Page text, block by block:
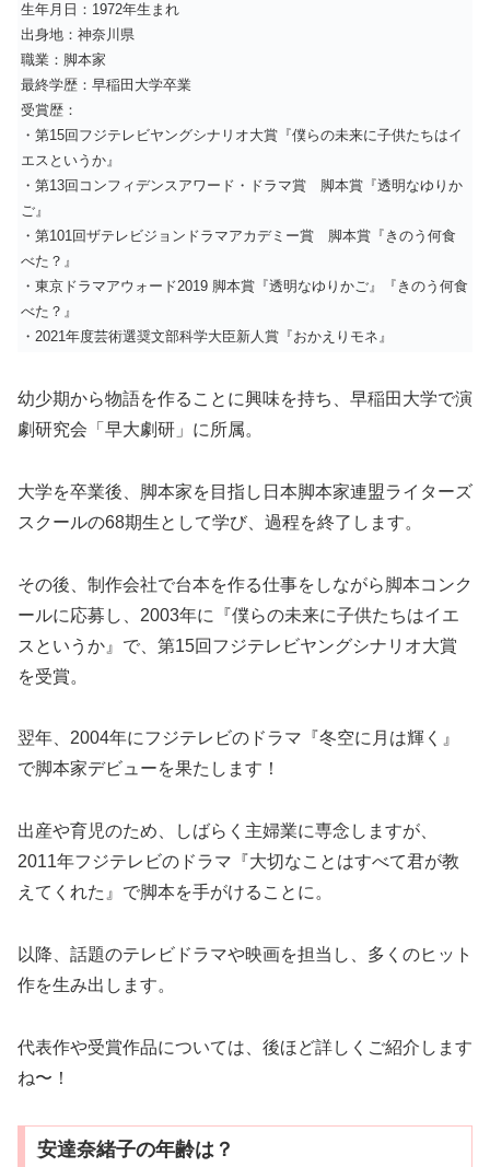
生年月日：1972年生まれ
出身地：神奈川県
職業：脚本家
最終学歴：早稲田大学卒業
受賞歴：
・第15回フジテレビヤングシナリオ大賞『僕らの未来に子供たちはイ
エスというか』
・第13回コンフィデンスアワード・ドラマ賞 脚本賞『透明なゆりか
ご』
・第101回ザテレビジョンドラマアカデミー賞 脚本賞『きのう何食
べた？』
・東京ドラマアウォード2019 脚本賞『透明なゆりかご』『きのう何食
べた？』
・2021年度芸術選奨文部科学大臣新人賞『おかえりモネ』
幼少期から物語を作ることに興味を持ち、早稲田大学で演
劇研究会「早大劇研」に所属。
大学を卒業後、脚本家を目指し日本脚本家連盟ライターズ
スクールの68期生として学び、過程を終了します。
その後、制作会社で台本を作る仕事をしながら脚本コンク
ールに応募し、2003年に『僕らの未来に子供たちはイエ
スというか』で、第15回フジテレビヤングシナリオ大賞
を受賞。
翌年、2004年にフジテレビのドラマ『冬空に月は輝く』
で脚本家デビューを果たします！
出産や育児のため、しばらく主婦業に専念しますが、
2011年フジテレビのドラマ『大切なことはすべて君が教
えてくれた』で脚本を手がけることに。
以降、話題のテレビドラマや映画を担当し、多くのヒット
作を生み出します。
代表作や受賞作品については、後ほど詳しくご紹介します
ね〜！
安達奈緒子の年齢は？